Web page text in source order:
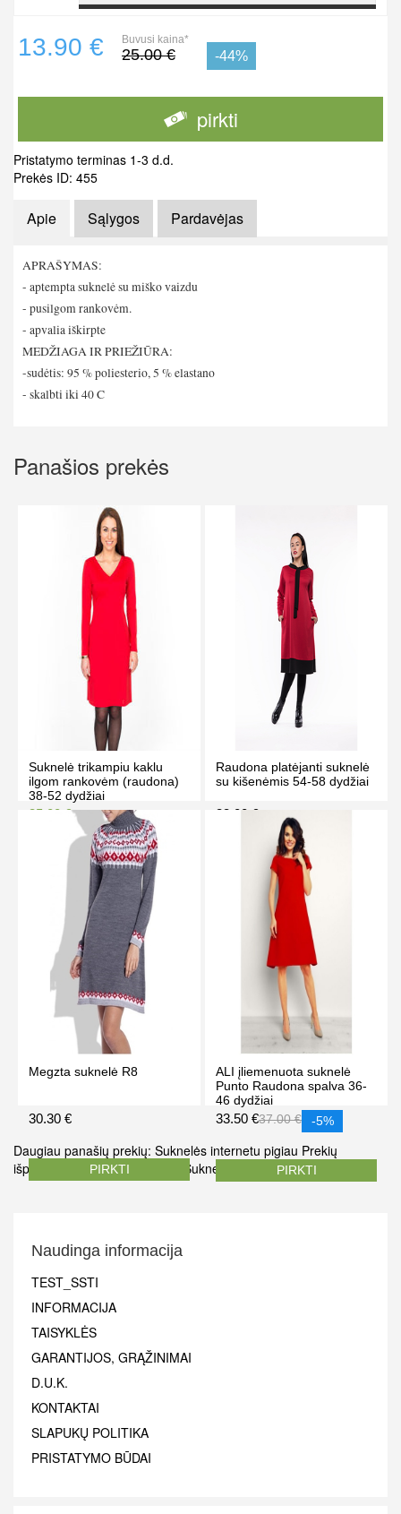
13.90 € Buvusi kaina*
25.00 € -44%
pirkti
Pristatymo terminas 1-3 d.d.
Prekės ID: 455
Apie Sąlygos Pardavėjas
APRAŠYMAS:
- aptempta suknelė su miško vaizdu
- pusilgom rankovėm.
- apvalia iškirpte
MEDŽIAGA IR PRIEŽIŪRA:
-sudėtis: 95 % poliesterio, 5 % elastano
- skalbti iki 40 C
Panašios prekės
Suknelė trikampiu kaklu
ilgom rankovėm (raudona)
38-52 dydžiai
35.00 €
Kaina prisijungus
39.00 €
PIRKTI
Raudona platėjanti suknelė
su kišenėmis 54-58 dydžiai
33.00 €
PIRKTI
Megzta suknelė R8
30.30 €
PIRKTI
ALI įliemenuota suknelė
Punto Raudona spalva 36-
46 dydžiai
33.50 €37.00 € -5%
PIRKTI
Daugiau panašių prekių: Suknelės internetu pigiau Prekių
išpardavimas
Suknelės akcija Suknelės pigiau Išparduotuvė
Naudinga informacija
TEST_SSTI
INFORMACIJA
TAISYKLĖS
GARANTIJOS, GRĄŽINIMAI
D.U.K.
KONTAKTAI
SLAPUKŲ POLITIKA
PRISTATYMO BŪDAI